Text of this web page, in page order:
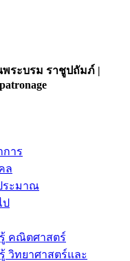
พระบรม ราชูปถัมภ์ |
การ
ล
ระมาณ
คณิตศาสตร์
วิทยาศาสตร์และ